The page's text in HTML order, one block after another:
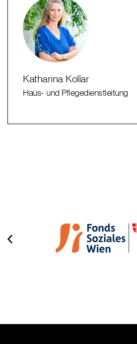
Katharina Kollar
Haus- und Pflegedienstleitung